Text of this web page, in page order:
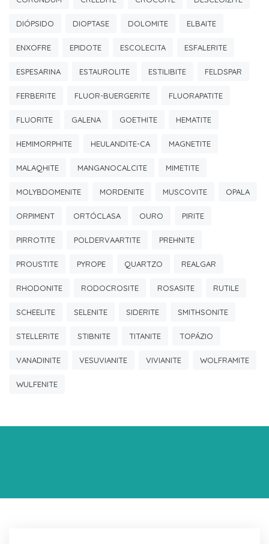
DIÓPSIDO DIOPTASE DOLOMITE ELBAITE
ENXOFRE EPIDOTE ESCOLECITA ESFALERITE
ESPESARINA ESTAUROLITE ESTILIBITE FELDSPAR
FERBERITE FLUOR-BUERGERITE FLUORAPATITE
FLUORITE GALENA GOETHITE HEMATITE
HEMIMORPHITE HEULANDITE-CA MAGNETITE
MALAQHITE MANGANOCALCITE MIMETITE
MOLYBDOMENITE MORDENITE MUSCOVITE OPALA
ORPIMENT ORTÓCLASA OURO PIRITE
PIRROTITE POLDERVAARTITE PREHNITE
PROUSTITE PYROPE QUARTZO REALGAR
RHODONITE RODOCROSITE ROSASITE RUTILE
SCHEELITE SELENITE SIDERITE SMITHSONITE
STELLERITE STIBNITE TITANITE TOPÁZIO
VANADINITE VESUVIANITE VIVIANITE WOLFRAMITE
WULFENITE